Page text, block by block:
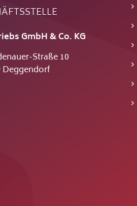
GmbH & Co. KG
Straße 10
Deggendorf